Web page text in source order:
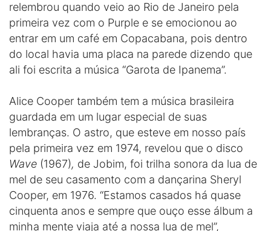
relembrou quando veio ao Rio de Janeiro pela
primeira vez com o Purple e se emocionou ao
entrar em um café em Copacabana, pois dentro
do local havia uma placa na parede dizendo que
ali foi escrita a música “Garota de Ipanema”.
Alice Cooper também tem a música brasileira
guardada em um lugar especial de suas
lembranças. O astro, que esteve em nosso país
pela primeira vez em 1974, revelou que o disco
Wave (1967), de Jobim, foi trilha sonora da lua de
mel de seu casamento com a dançarina Sheryl
Cooper, em 1976. “Estamos casados há quase
cinquenta anos e sempre que ouço esse álbum a
minha mente viaja até a nossa lua de mel”,